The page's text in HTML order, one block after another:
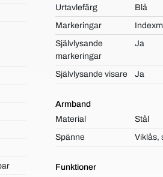
Urtavlefärg
Blå
Markeringar
Självlysande
markeringar
Ja
Självlysande visare Ja
Armband
Material
Stål
Spänne
Viklås,
Funktioner